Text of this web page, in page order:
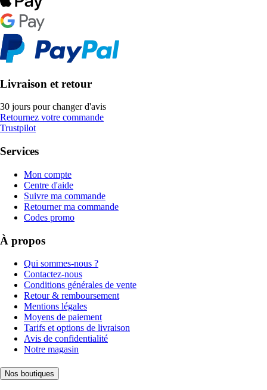
Livraison et retour
30 jours pour changer d'avis
Retournez votre commande
Trustpilot
Services
Mon compte
Centre d'aide
Suivre ma commande
Retourner ma commande
Codes promo
À propos
Qui sommes-nous ?
Contactez-nous
Conditions générales de vente
Retour & remboursement
Mentions légales
Moyens de paiement
Tarifs et options de livraison
Avis de confidentialité
Notre magasin
Nos boutiques